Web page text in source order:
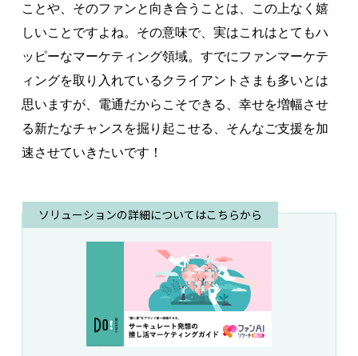
ことや、そのファンと向き合うことは、この上なく嬉
しいことですよね。その意味で、実はこれはとてもハ
ッピーなマーケティング領域。すでにファンマーケテ
ィングを取り入れているクライアントさまも多いとは
思いますが、電通だからこそできる、幸せを増幅させ
る新たなチャンスを掘り起こせる、そんなご支援を加
速させていきたいです！
ソリューションの詳細についてはこちらから